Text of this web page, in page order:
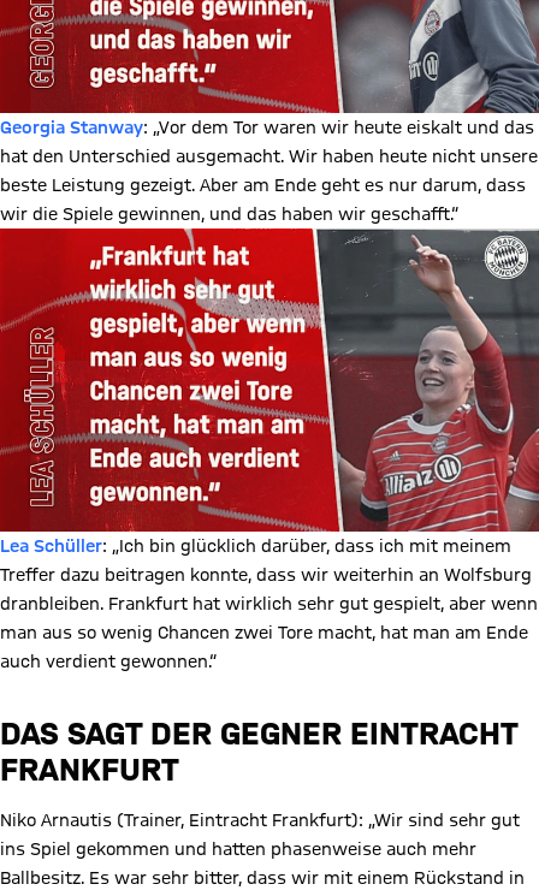
Georgia Stanway: „Vor dem Tor waren wir heute eiskalt und das
hat den Unterschied ausgemacht. Wir haben heute nicht unsere
beste Leistung gezeigt. Aber am Ende geht es nur darum, dass
wir die Spiele gewinnen, und das haben wir geschafft.“
Lea Schüller: „Ich bin glücklich darüber, dass ich mit meinem
Treffer dazu beitragen konnte, dass wir weiterhin an Wolfsburg
dranbleiben. Frankfurt hat wirklich sehr gut gespielt, aber wenn
man aus so wenig Chancen zwei Tore macht, hat man am Ende
auch verdient gewonnen.“
DAS SAGT DER GEGNER EINTRACHT
FRANKFURT
Niko Arnautis (Trainer, Eintracht Frankfurt): „Wir sind sehr gut
ins Spiel gekommen und hatten phasenweise auch mehr
Ballbesitz. Es war sehr bitter, dass wir mit einem Rückstand in